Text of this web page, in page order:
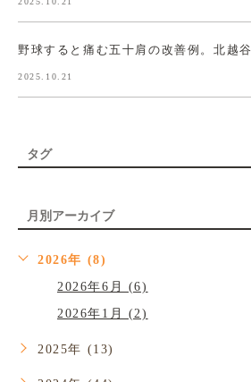
野球すると痛む五十肩の改善例。北越谷
2025.10.21
タグ
月別アーカイブ
2026年 (8)
2026年6月 (6)
2026年1月 (2)
2025年 (13)